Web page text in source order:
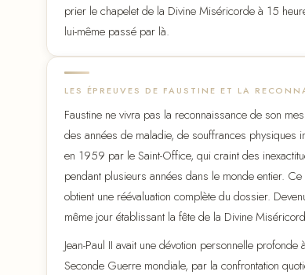
prier le chapelet de la Divine Miséricorde à 15
lui-même passé par là.
LES ÉPREUVES DE FAUSTINE ET LA
Faustine ne vivra pas la reconnaissance de son
des années de maladie, de souffrances physiques
en 1959 par le Saint-Office, qui craint des
pendant plusieurs années dans le monde entier.
obtient une réévaluation complète du dossier.
même jour établissant la fête de la Divine
Jean-Paul II avait une dévotion personnelle
Seconde Guerre mondiale, par la confrontation